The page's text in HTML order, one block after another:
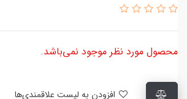
محصول مورد نظر موجود نمی‌باشد.